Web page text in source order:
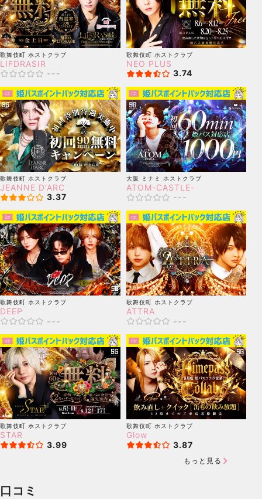
歌舞伎町 ホストクラブ
LIFDRASIR
---
歌舞伎町 ホストクラブ
NEO PLUS
3.74
歌舞伎町 ホストクラブ
JEANNE D'ARC
3.37
大阪 ミナミ ホストクラブ
ATOM-CASTLE-
---
歌舞伎町 ホストクラブ
DEEP
---
歌舞伎町 ホストクラブ
ATTRA
---
歌舞伎町 ホストクラブ
STAR
3.99
歌舞伎町 ホストクラブ
Glow
3.87
もっと見る
口コミ